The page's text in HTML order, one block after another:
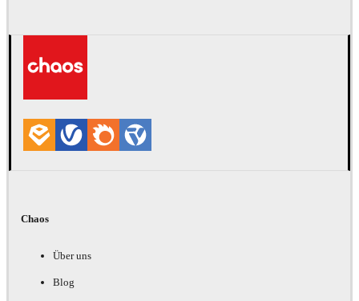
Chaos
Über uns
Blog